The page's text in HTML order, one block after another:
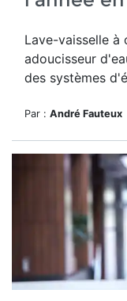
Lave-vaisselle à
adoucisseur
des systèmes
Par : André Fauteux